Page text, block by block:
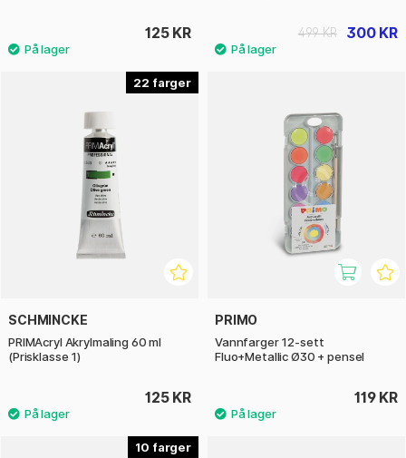
125 KR 300 KR
499 KR
22
SCHMINCKE
PRIMAcryl Akrylmaling 60 ml
(Prisklasse 1)
125 KR
PRIMO
Vannfarger 12-sett
Fluo+Metallic Ø30 + pensel
119 KR
10